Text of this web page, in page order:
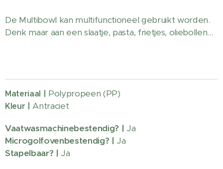
De Multibowl kan multifunctioneel gebruikt worden.
Denk maar aan een slaatje, pasta, frietjes, oliebollen...
Materiaal | Polypropeen (PP)
Kleur |Antraciet
Vaatwasmachinebestendig? | Ja
Microgolfovenbestendig? | Ja
Stapelbaar? | Ja